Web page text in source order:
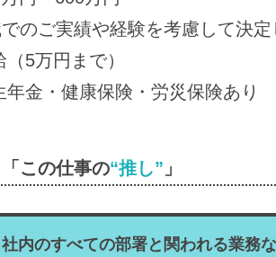
のご実績や経験を考慮して決定
5万円まで）
年金・健康保険・労災保険あり
この仕事の“推し” 」
社内のすべての部署と関われる業務